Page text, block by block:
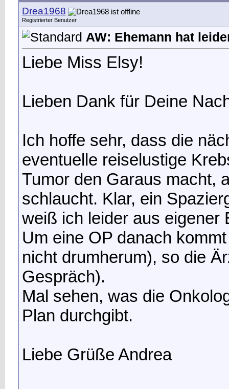
Drea1968
Registrierter Benutzer
AW: Ehemann hat
Liebe Miss Elsy!
Lieben Dank für Deine
Ich hoffe sehr, dass die
eventuelle reiselustige
Tumor den Garaus macht,
schlaucht. Klar, ein
weiß ich leider aus eigener
Um eine OP danach
nicht drumherum), so die
Gespräch).
Mal sehen, was die
Plan durchgibt.
Liebe Grüße Andrea